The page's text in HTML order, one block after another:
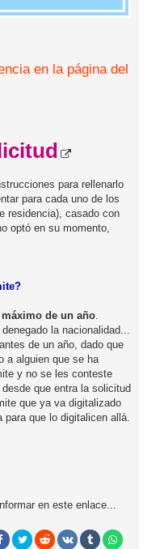
en la página del
para rellenarlo
para cada uno de los
residencia), casado con
optó en su momento,
de un año
la nacionalidad...
de un año, dado que
a alguien que se ha
y no se les conteste
que entra la solicitud
que ya va digitalizado
que lo digitalicen allá.
en este enlace...